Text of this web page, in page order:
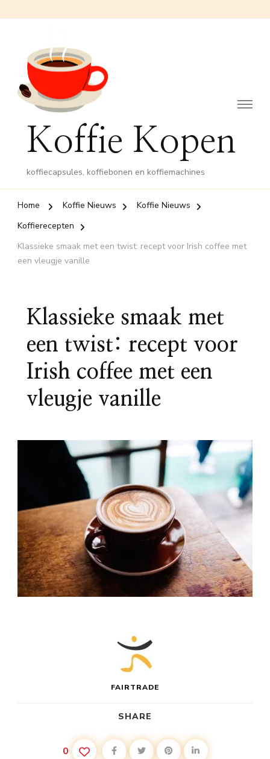
Koffie Kopen
koffiecapsules, koffiebonen en koffiemachines
Home Koffie Nieuws
Koffie Nieuws
Koffierecepten
Klassieke smaak met een twist: recept voor Irish coffee met
een vleugje vanille
Klassieke smaak met
een twist: recept voor
Irish coffee met een
vleugje vanille
FAIRTRADE
SHARE
0